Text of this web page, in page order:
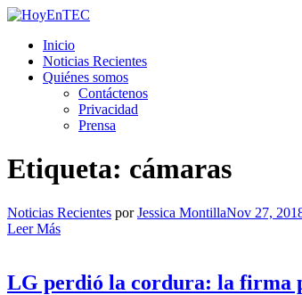
Saltar
contenido.
Inicio
Noticias Recientes
Quiénes somos
Contáctenos
Privacidad
Prensa
Etiqueta: cámaras
Noticias Recientes porJessica MontillaNov 27,
Leer Más
LG perdió la cordura: la firma